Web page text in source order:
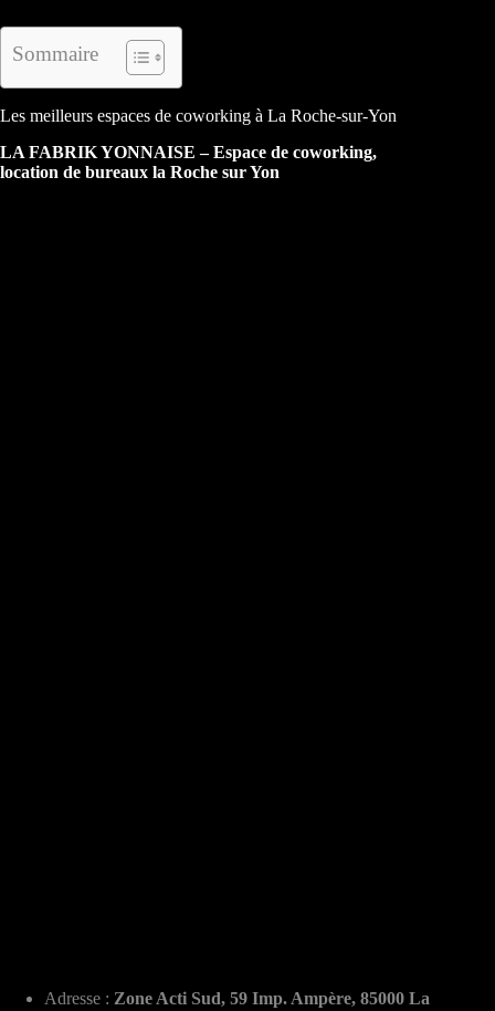
Sommaire
Les meilleurs espaces de coworking à La Roche-sur-Yon
LA FABRIK YONNAISE – Espace de coworking,
location de bureaux la Roche sur Yon
Adresse : Zone Acti Sud, 59 Imp. Ampère, 85000 La